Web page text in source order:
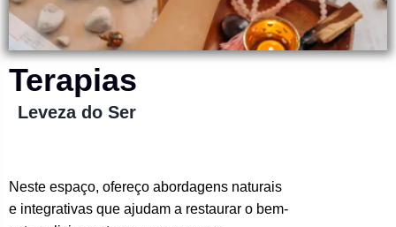
Terapias
Leveza do Ser
Neste espaço, ofereço abordagens naturais
e integrativas que ajudam a restaurar o bem-